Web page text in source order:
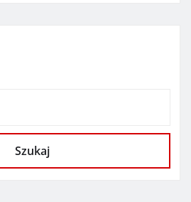
Szukaj